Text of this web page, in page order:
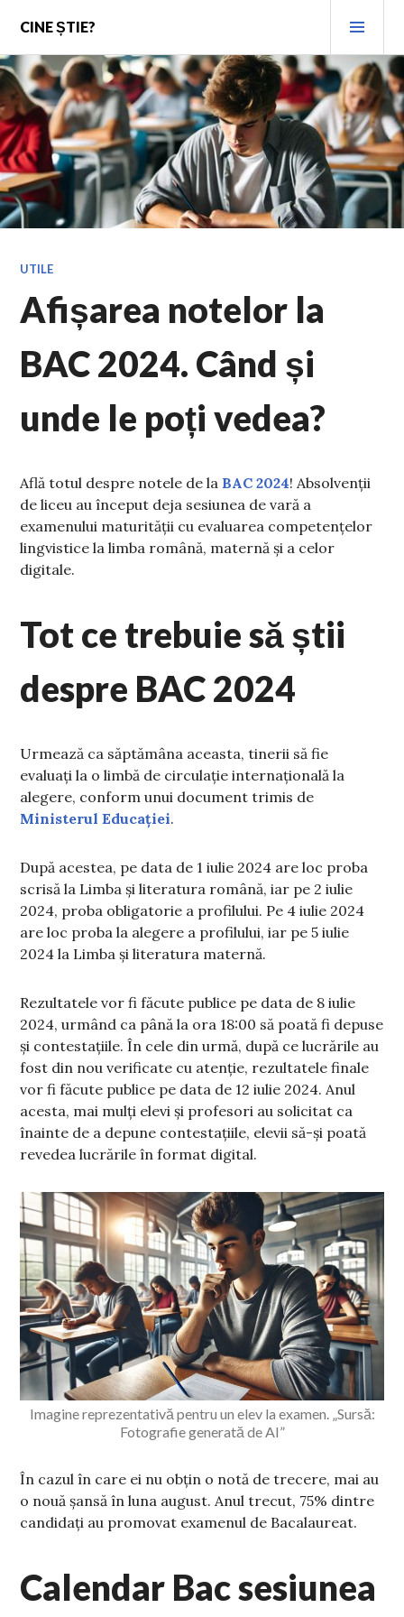
content
CINE ȘTIE?
UTILE
Afișarea notelor la
BAC 2024. Când și
unde le poți vedea?
Află totul despre notele de la BAC 2024! Absolvenții
de liceu au început deja sesiunea de vară a
examenului maturității cu evaluarea competențelor
lingvistice la limba română, maternă și a celor
digitale.
Tot ce trebuie să știi
despre BAC 2024
Urmează ca săptămâna aceasta, tinerii să fie
evaluați la o limbă de circulație internațională la
alegere, conform unui document trimis de
Ministerul Educației.
După acestea, pe data de 1 iulie 2024 are loc proba
scrisă la Limba și literatura română, iar pe 2 iulie
2024, proba obligatorie a profilului. Pe 4 iulie 2024
are loc proba la alegere a profilului, iar pe 5 iulie
2024 la Limba și literatura maternă.
Rezultatele vor fi făcute publice pe data de 8 iulie
2024, urmând ca până la ora 18:00 să poată fi depuse
și contestațiile. În cele din urmă, după ce lucrările au
fost din nou verificate cu atenție, rezultatele finale
vor fi făcute publice pe data de 12 iulie 2024. Anul
acesta, mai mulți elevi și profesori au solicitat ca
înainte de a depune contestațiile, elevii să-și poată
revedea lucrările în format digital.
Imagine reprezentativă pentru un elev la examen. „Sursă:
Fotografie generată de AI”
În cazul în care ei nu obțin o notă de trecere, mai au
o nouă șansă în luna august. Anul trecut, 75% dintre
candidați au promovat examenul de Bacalaureat.
Calendar Bac sesiunea